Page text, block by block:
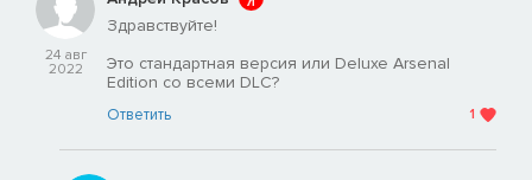
24 авг
2022
Здравствуйте!
Это стандартная версия или Deluxe Arsenal
Edition со всеми DLC?
Ответить 1